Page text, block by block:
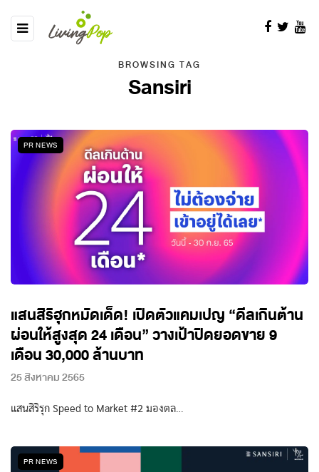
BROWSING TAG
Sansiri
PR NEWS
แสนสิริฮุกหมัดเด็ด! เปิดตัวแคมเปญ “ดีลเกินต้าน
ผ่อนให้สูงสุด 24 เดือน” วางเป้าปิดยอดขาย 9
เดือน 30,000 ล้านบาท
25 สิงหาคม 2565
แสนสิริรุก Speed to Market #2 มองตล…
PR NEWS